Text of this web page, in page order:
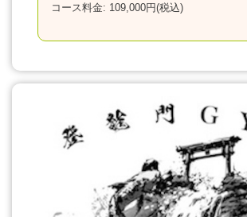
コース料金: 109,000円(税込)